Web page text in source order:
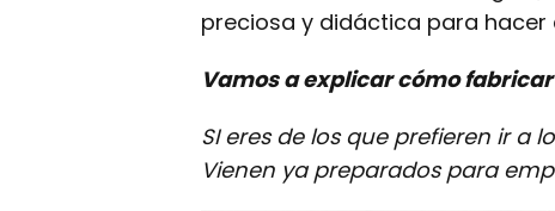
preciosa y didáctica para hacer
Vamos a explicar cómo
SI eres de los que prefieren ir a
Vienen ya preparados para